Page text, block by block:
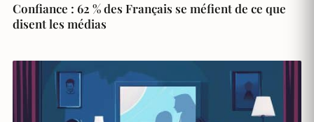
Confiance : 62 % des Français se méfient de ce que
disent les médias